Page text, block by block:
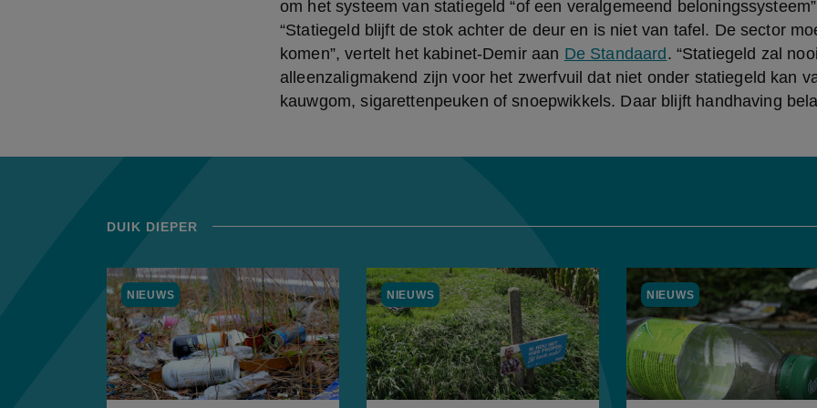
om het systeem van statiegeld “of een veralgemeend
“Statiegeld blijft de stok achter de deur en is niet van tafel. De sector
komen”, vertelt het kabinet-Demir aan De Standaard. “Statiegeld zal
alleenzaligmakend zijn voor het zwerfvuil dat niet ­onder statiegeld kan
kauwgom, sigarettenpeuken of snoepwikkels. Daar blijft handhaving
DUIK DIEPER
NIEUWS NIEUWS NIEUWS